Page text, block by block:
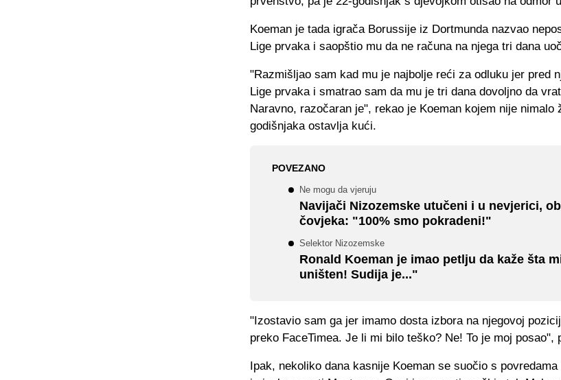
Koeman je tada igrača Borussije iz Dortmunda nazvao
Lige prvaka i saopštio mu da ne računa na njega tri dana
"Razmišljao sam kad mu je najbolje reći za odluku jer pred
Lige prvaka i smatrao sam da mu je tri dana dovoljno da
Naravno, razočaran je", rekao je Koeman kojem nije nimalo
godišnjaka ostavlja kući.
POVEZANO
Ne mogu da vjeruju
Navijači Nizozemske utučeni i u nevjerici,
čovjeka: "100% smo pokradeni!"
Selektor Nizozemske
Ronald Koeman je imao petlju da kaže šta
uništen! Sudija je..."
"Izostavio sam ga jer imamo dosta izbora na njegovoj
preko FaceTimea. Je li mi bilo teško? Ne! To je moj posao",
Ipak, nekoliko dana kasnije Koeman se suočio s